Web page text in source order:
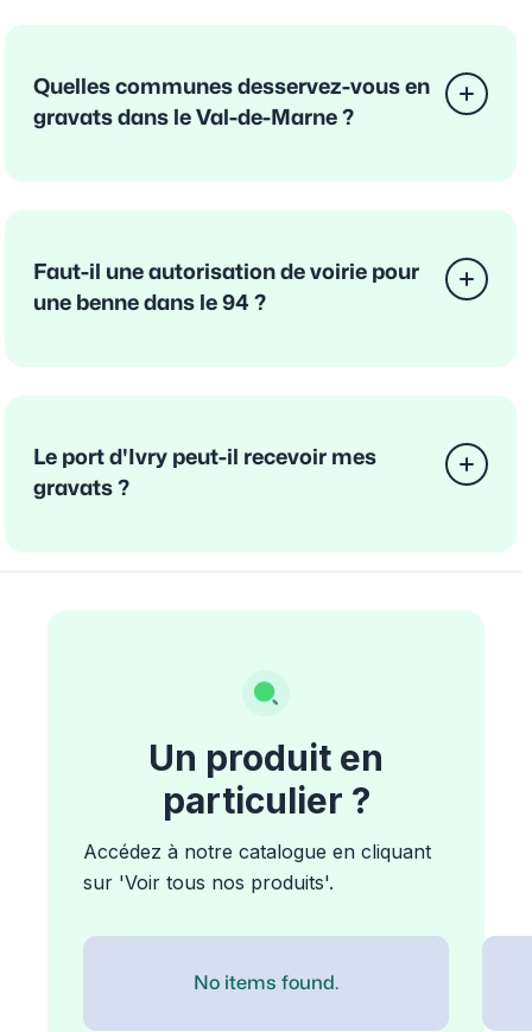
Quelles communes desservez-vous en
gravats dans le Val-de-Marne ?
Faut-il une autorisation de voirie pour
une benne dans le 94 ?
Le port d'Ivry peut-il recevoir mes
gravats ?
Un produit en
particulier ?
Accédez à notre catalogue en cliquant
sur 'Voir tous nos produits'.
No items found.